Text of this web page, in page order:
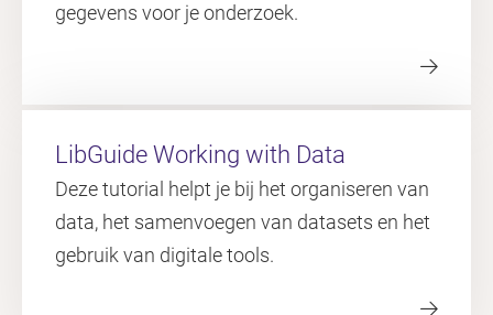
gegevens voor je onderzoek.
LibGuide Working with Data
Deze tutorial helpt je bij het organiseren van
data, het samenvoegen van datasets en het
gebruik van digitale tools.